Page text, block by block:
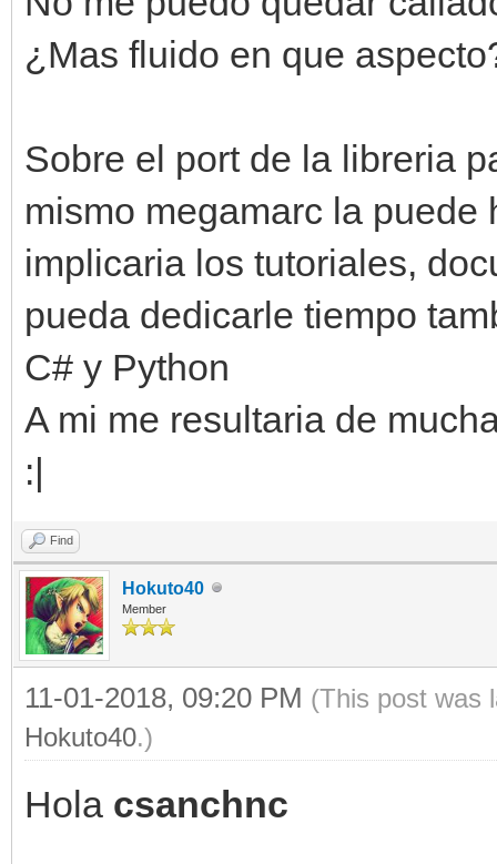
¿Mas fluido en que
Sobre el port de la libreria
mismo megamarc la puede
implicaria los tutoriales,
pueda dedicarle tiempo
C# y Python
A mi me resultaria de
:|
Find
Hokuto40
Member
11-01-2018, 09:20 PM (This post was
Hokuto40.)
Hola csanchnc